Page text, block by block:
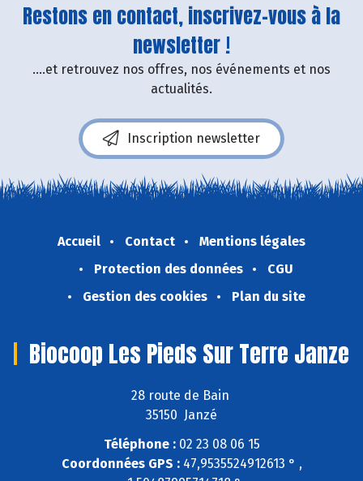
Restons en contact, inscrivez-vous à la
newsletter !
....et retrouvez nos offres, nos événements et nos
actualités.
Inscription newsletter
Accueil Contact
Mentions légales
Protection des données
CGU
Gestion des cookies
Plan du site
Biocoop Les Pieds Sur Terre Janze
28 route de Bain
35150 Janzé
Téléphone :02 23 08 06 15
Coordonnées GPS :47,9535524912613 ° ,